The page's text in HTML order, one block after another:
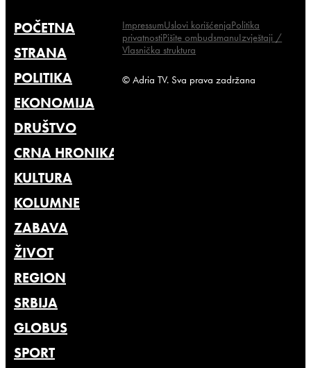
POČETNA
STRANA
POLITIKA
EKONOMIJA
DRUŠTVO
CRNA HRONIKA
KULTURA
KOLUMNE
ZABAVA
ŽIVOT
REGION
SRBIJA
GLOBUS
SPORT
ImpressumUslovi korišćenjaPolitika
privatnostiPišite ombudsmanuIzvještaji /
Vlasnička struktura
© Adria TV. Sva prava zadržana